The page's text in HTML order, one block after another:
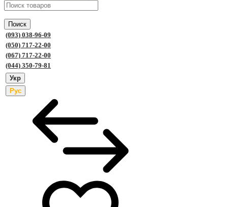
Поиск
(093) 038-96-09
(050) 717-22-00
(067) 717-22-00
(044) 350-79-81
Укр
Рус